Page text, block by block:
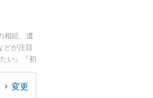
相続、遺
どが注目
い』『初
変更